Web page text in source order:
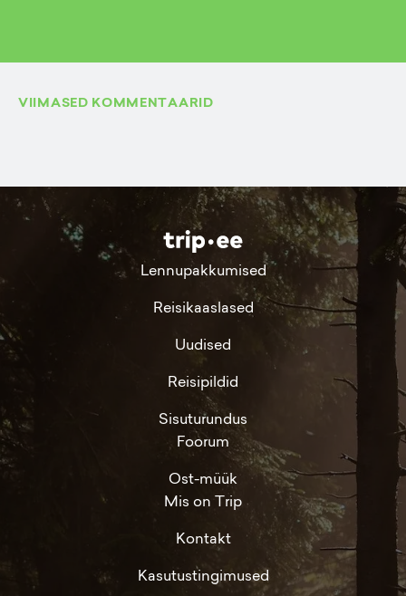
VIIMASED KOMMENTAARID
Lennupakkumised
Reisikaaslased
Uudised
Reisipildid
Sisuturundus
Foorum
Ost-müük
Mis on Trip
Kontakt
Kasutustingimused